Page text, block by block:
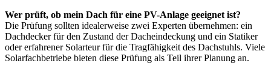
Wer prüft, ob mein Dach für eine PV-Anlage geeignet ist?
Die Prüfung sollten idealerweise zwei Experten übernehmen: ein
Dachdecker für den Zustand der Dacheindeckung und ein Statiker
oder erfahrener Solarteur für die Tragfähigkeit des Dachstuhls. Viele
Solarfachbetriebe bieten diese Prüfung als Teil ihrer Planung an.